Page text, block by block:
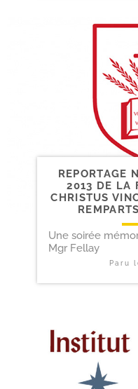
REPORTAGE
2013 DE LA
CHRISTUS
Une soirée
Mgr Fellay
Paru